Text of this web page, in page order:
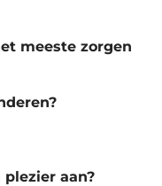
meeste zorgen
aan?